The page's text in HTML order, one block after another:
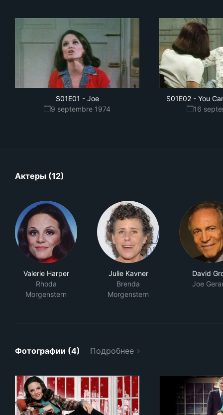
S01E01 - Joe
9 septembre 1974
S01E02- You
16
Актеры (12)
Valerie Harper
Rhoda
Morgenstern
Julie Kavner
Brenda
Morgenstern
David
Joe
Фотографии (4) Подробнее